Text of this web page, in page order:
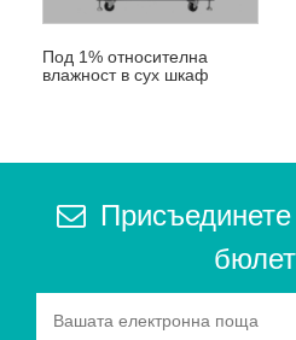
Под 1% относителна
влажност в сух шкаф